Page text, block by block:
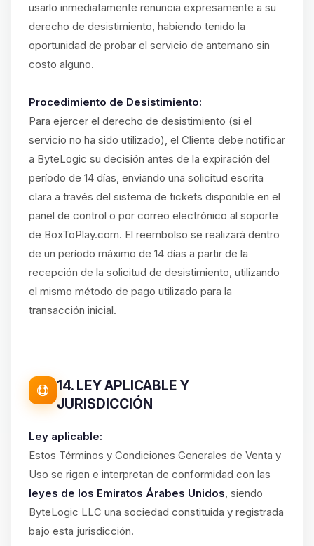
usarlo inmediatamente renuncia expresamente a su
derecho de desistimiento, habiendo tenido la
oportunidad de probar el servicio de antemano sin
costo alguno.
Procedimiento de Desistimiento:
Para ejercer el derecho de desistimiento (si el
servicio no ha sido utilizado), el Cliente debe notificar
a ByteLogic su decisión antes de la expiración del
período de 14 días, enviando una solicitud escrita
clara a través del sistema de tickets disponible en el
panel de control o por correo electrónico al soporte
de BoxToPlay.com. El reembolso se realizará dentro
de un período máximo de 14 días a partir de la
recepción de la solicitud de desistimiento, utilizando
el mismo método de pago utilizado para la
transacción inicial.
14. LEY APLICABLE Y
JURISDICCIÓN
Ley aplicable:
Estos Términos y Condiciones Generales de Venta y
Uso se rigen e interpretan de conformidad con las
leyes de los Emiratos Árabes Unidos, siendo
ByteLogic LLC una sociedad constituida y registrada
bajo esta jurisdicción.